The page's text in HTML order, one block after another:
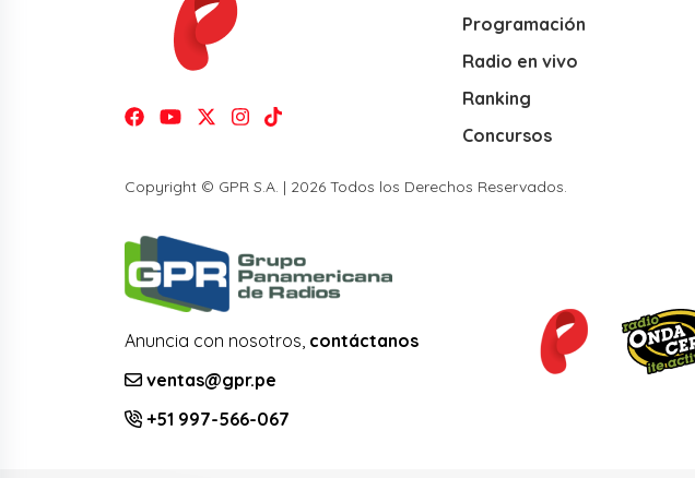
Programación
Radio en vivo
Ranking
Concursos
Copyright © GPR S.A. | 2026 Todos los Derechos Reservados.
Anuncia con nosotros, contáctanos
ventas@gpr.pe
+51 997-566-067